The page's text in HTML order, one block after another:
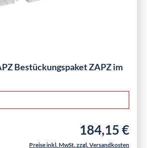
Bestückungspaket ZAPZ im
Regulärer Preis:
184,15 €
Preise inkl. MwSt. zzgl. Versandkosten